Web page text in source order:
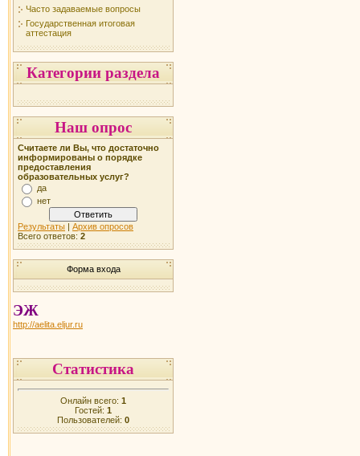
Часто задаваемые вопросы
Государственная итоговая
аттестация
Категории раздела
Наш опрос
Считаете ли Вы, что достаточно
информированы о порядке
предоставления
образовательных услуг?
да
нет
Результаты | Архив опросов
Всего ответов: 2
Форма входа
ЭЖ
http://aelita.eljur.ru
Статистика
Онлайн всего: 1
Гостей: 1
Пользователей: 0